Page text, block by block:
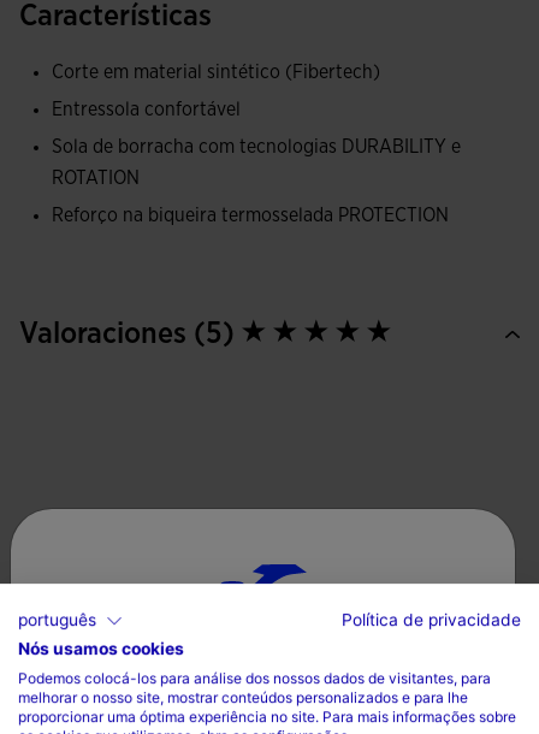
resistência ao desgaste, enquanto a tecnologia ROTATION
facilita as rotações e ajuda a prevenir lesões nos joelhos e
tornozelos.
movimento do pé, permitindo uma pisada mais natural e
Além disso, incorporam um reforço termossoldado
PROTECTION na biqueira, que reduz o atrito e melhora a
Características
Corte em material sintético (Fibertech)
Entressola confortável
Sola de borracha com tecnologias DURABILITY e
ROTATION
Reforço na biqueira termosselada PROTECTION
Valoraciones (5)
Escolha seu país e idioma
País
português
Política de privacidade
Nós usamos cookies
Podemos colocá-los para análise dos nossos dados de visitantes, para
melhorar o nosso site, mostrar conteúdos personalizados e para lhe
proporcionar uma óptima experiência no site. Para mais informações sobre